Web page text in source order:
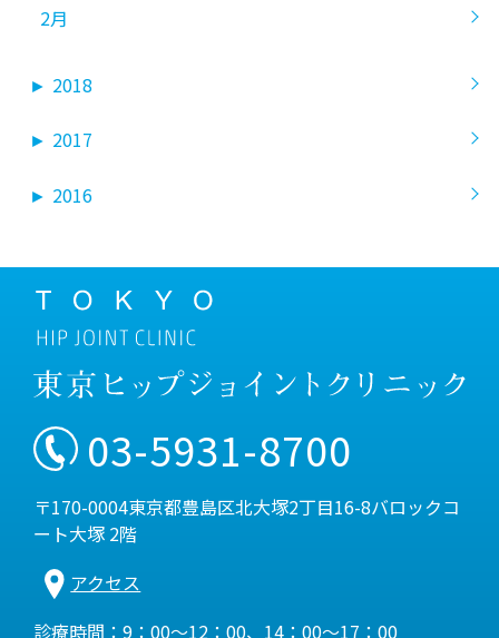
2月
► 2018
► 2017
► 2016
03-5931-8700
〒170-0004東京都豊島区北大塚2丁目16-8バロックコ
ート大塚 2階
アクセス
診療時間：9：00～12：00、14：00～17：00